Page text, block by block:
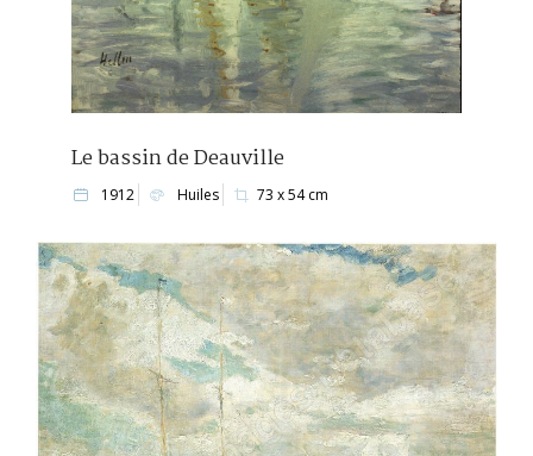
Le bassin de Deauville
1912 Huiles 73 x 54 cm